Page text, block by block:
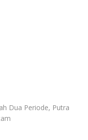
Dua Periode, Putra